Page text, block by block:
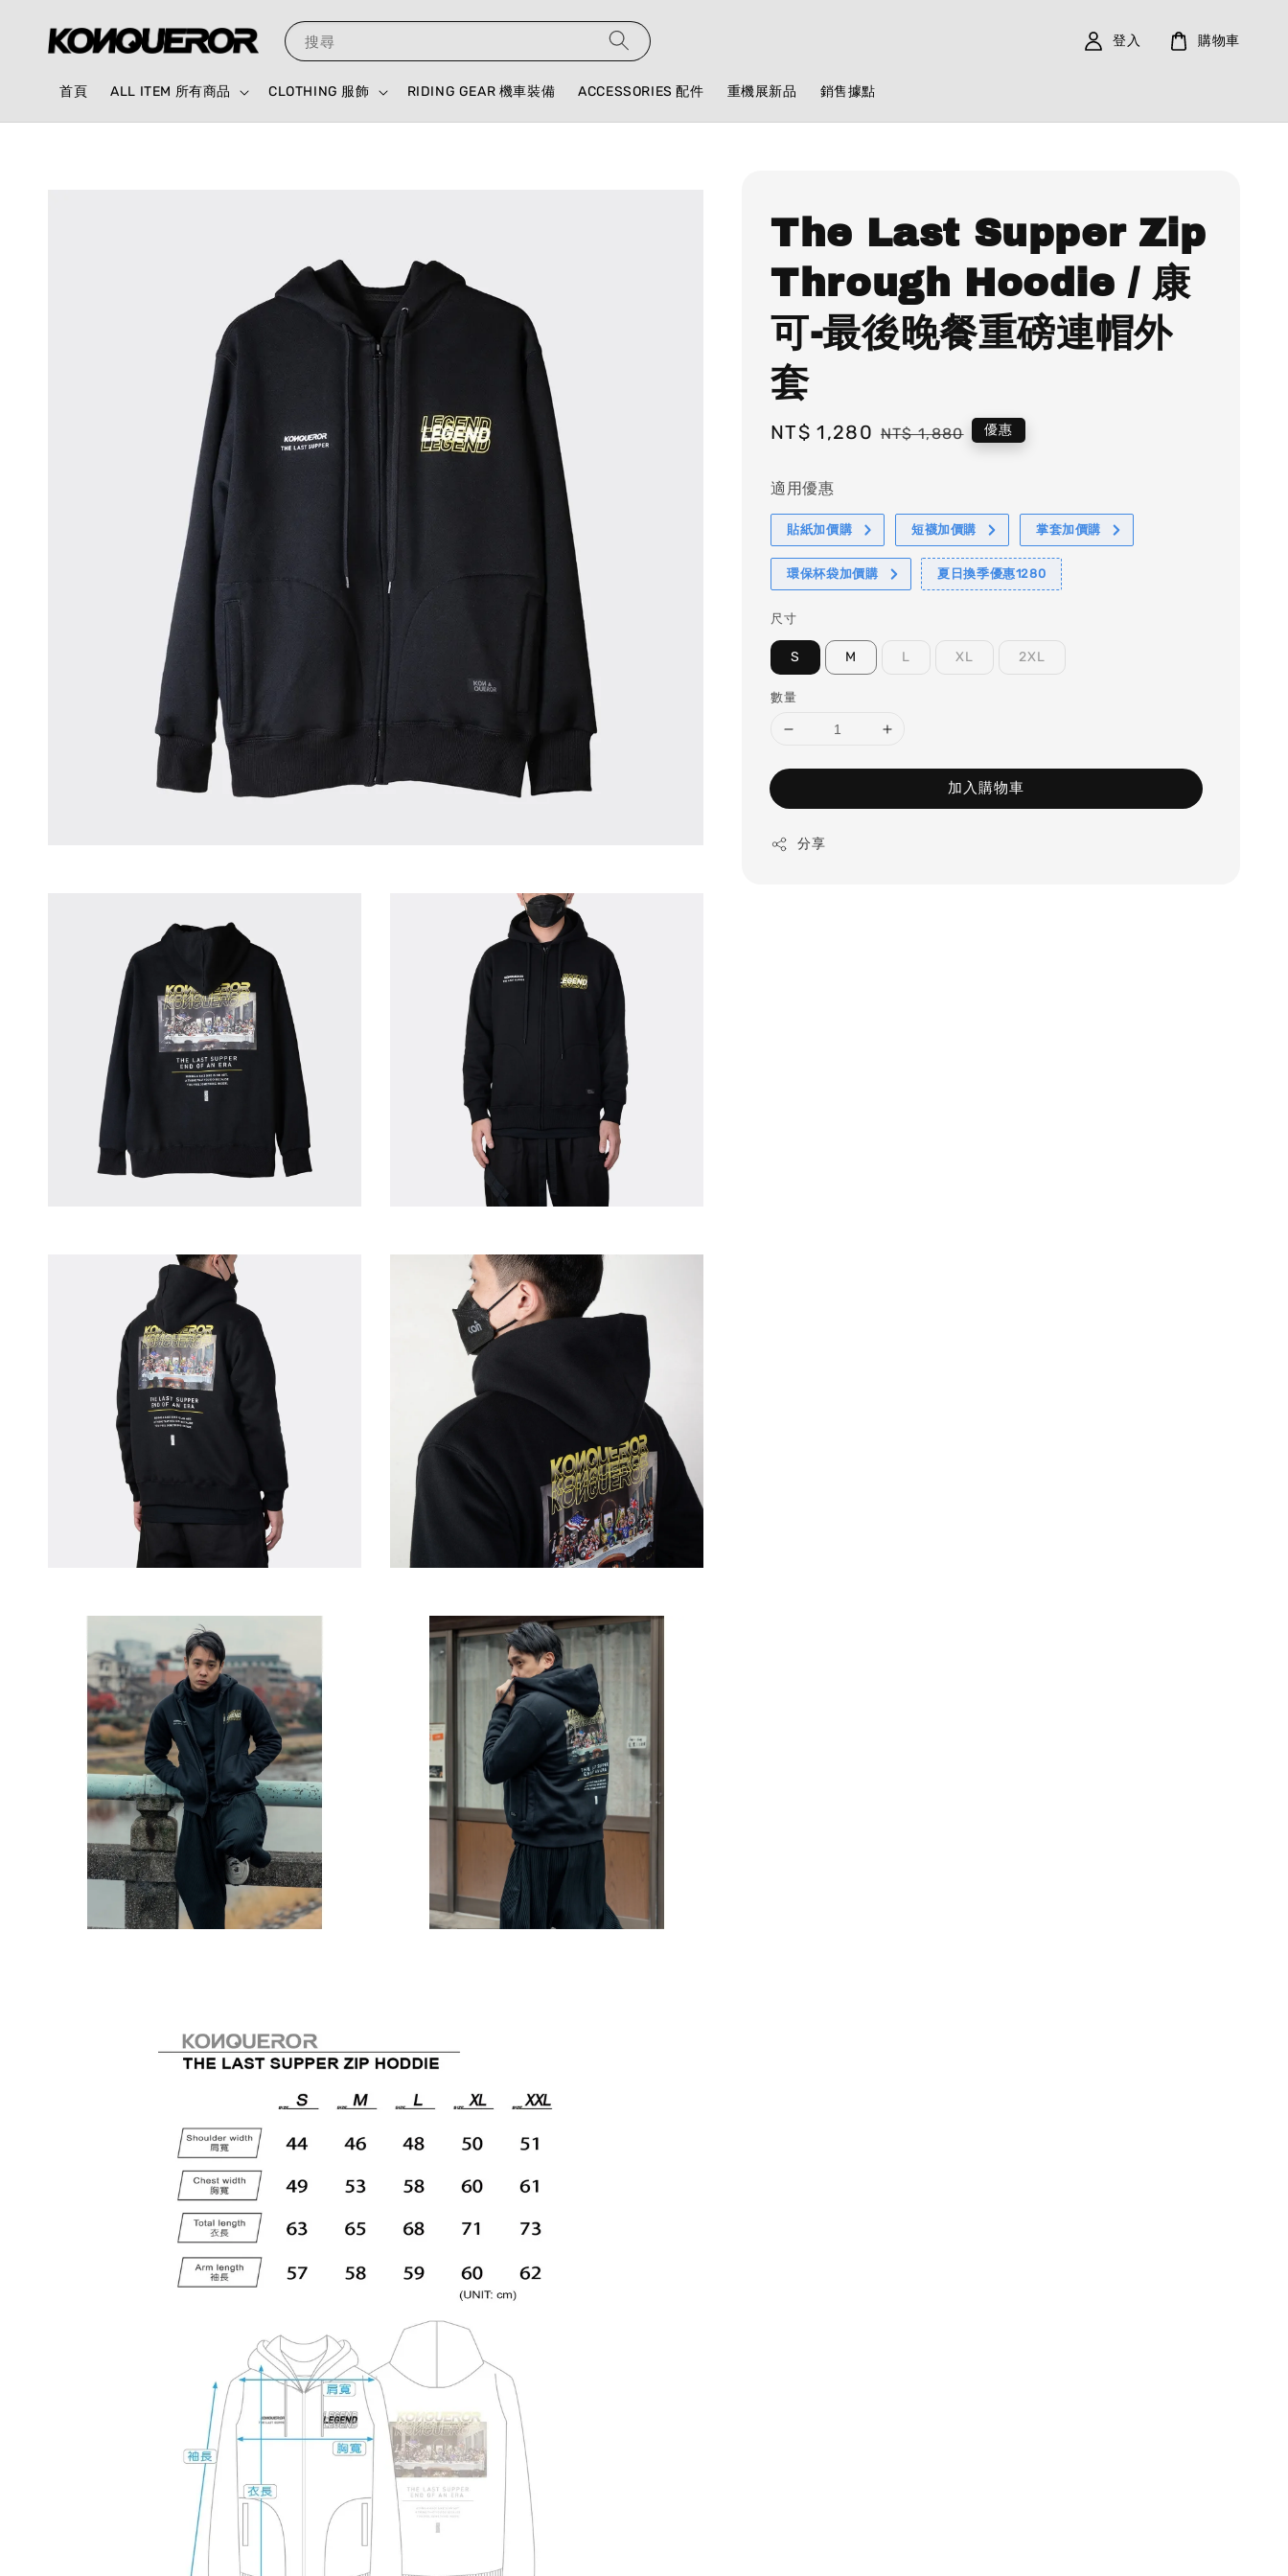
搜尋
首頁 ALL ITEM 所有商品 CLOTHING 服飾 RIDING GEAR 機車裝備 ACCESSORIES 配件 重機展新品 銷售據點
登入 購物車
The Last Supper Zip
Through Hoodie / 康
可-最後晚餐重磅連帽外
套
Sale
NT$ 1,280 Regular
NT$ 1,880 優惠
適用優惠
貼紙加價購 短襪加價購 掌套加價購
環保杯袋加價購 夏日換季優惠1280
尺寸
S M L XL 2XL
數量
加入購物車
分享